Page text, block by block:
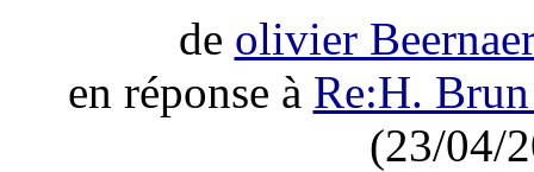
de olivier
en réponse à Re:H.
(23/04/